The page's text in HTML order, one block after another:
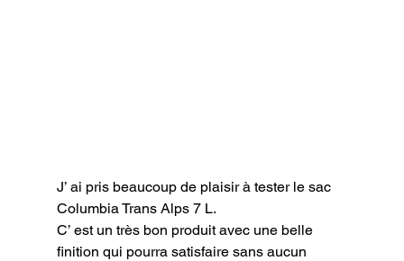
J’ ai pris beaucoup de plaisir à tester le sac
Columbia Trans Alps 7 L.
C’ est un très bon produit avec une belle
finition qui pourra satisfaire sans aucun